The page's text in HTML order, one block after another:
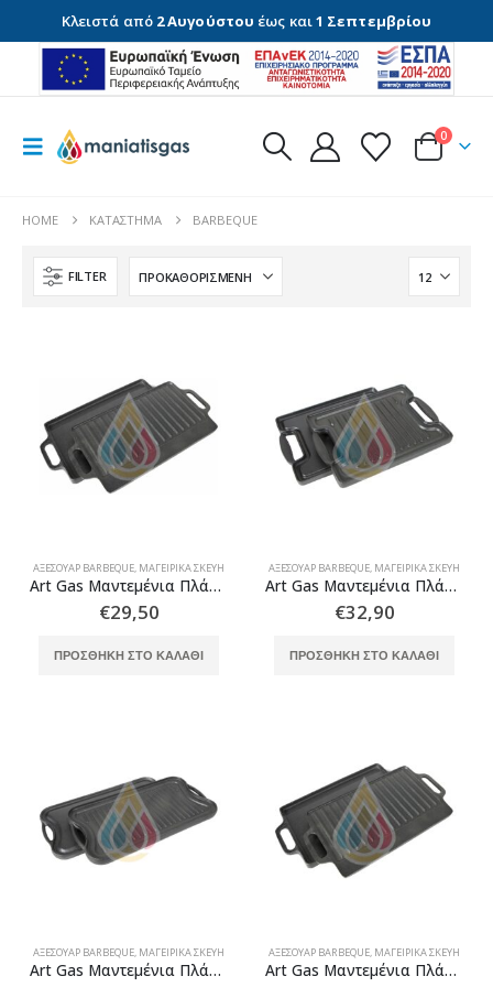
Κλειστά από 2 Αυγούστου έως και1 Σεπτεμβρίου
0
HOME ΚΑΤΆΣΤΗΜΑ BARBEQUE
FILTER
ΑΞΕΣΟΥΆΡ BARBEQUE, ΜΑΓΕΙΡΙΚΆ ΣΚΕΎΗ
Art Gas Μαντεμένια Πλάκα Ψησίματος Νο 1
€29,50
ΠΡΟΣΘΉΚΗ ΣΤΟ ΚΑΛΆΘΙ
ΑΞΕΣΟΥΆΡ BARBEQUE, ΜΑΓΕΙΡΙΚΆ ΣΚΕΎΗ
Art Gas Μαντεμένια Πλάκα Ψησίματος Νο 2
€32,90
ΠΡΟΣΘΉΚΗ ΣΤΟ ΚΑΛΆΘΙ
ΑΞΕΣΟΥΆΡ BARBEQUE, ΜΑΓΕΙΡΙΚΆ ΣΚΕΎΗ
Art Gas Μαντεμένια Πλάκα Ψησίματος Νο 4
ΑΞΕΣΟΥΆΡ BARBEQUE, ΜΑΓΕΙΡΙΚΆ ΣΚΕΎΗ
Art Gas Μαντεμένια Πλάκα Ψησίματος Νο 6